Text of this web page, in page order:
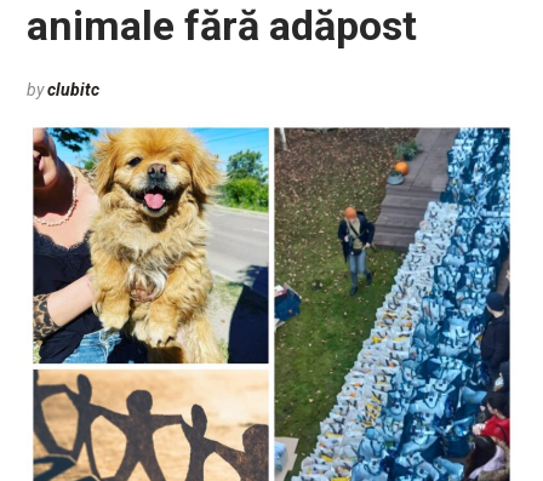
animale fără adăpost
byclubitc